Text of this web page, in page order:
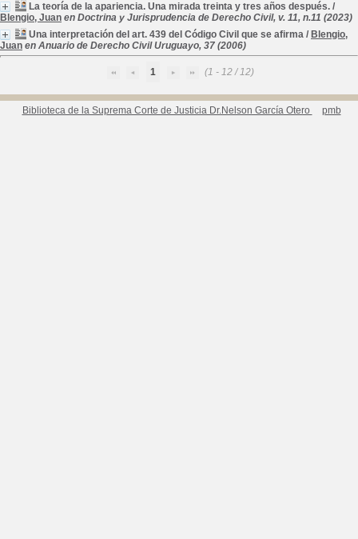
La teoría de la apariencia. Una mirada treinta y tres años después. /
Blengio, Juan en Doctrina y Jurisprudencia de Derecho Civil, v. 11, n.11 (2023)
Una interpretación del art. 439 del Código Civil que se afirma / Blengio,
Juan en Anuario de Derecho Civil Uruguayo, 37 (2006)
1 (1 - 12 / 12)
Biblioteca de la Suprema Corte de Justicia Dr.Nelson García Otero pmb